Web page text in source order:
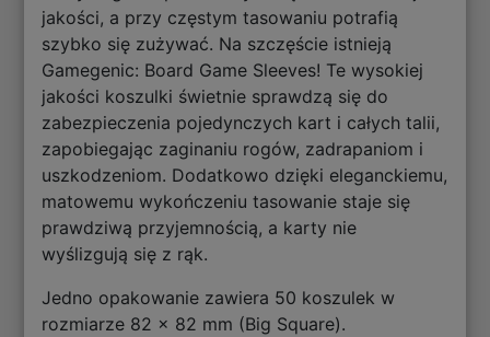
jakości, a przy częstym tasowaniu potrafią
szybko się zużywać. Na szczęście istnieją
Gamegenic: Board Game Sleeves! Te wysokiej
jakości koszulki świetnie sprawdzą się do
zabezpieczenia pojedynczych kart i całych talii,
zapobiegając zaginaniu rogów, zadrapaniom i
uszkodzeniom. Dodatkowo dzięki eleganckiemu,
matowemu wykończeniu tasowanie staje się
prawdziwą przyjemnością, a karty nie
wyślizgują się z rąk.
Jedno opakowanie zawiera 50 koszulek w
rozmiarze 82 x 82 mm (Big Square).